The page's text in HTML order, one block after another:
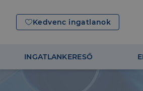
Kedvenc ingatlanok
INGATLANKERESŐ